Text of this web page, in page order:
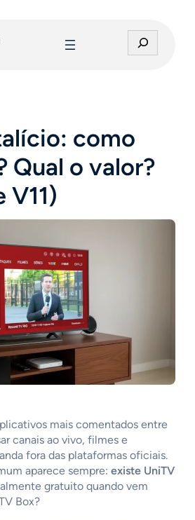
e
a
r
como
Qual o valor?
V11)
mais comentados entre
canais ao vivo, filmes e
fora das plataformas oficiais.
aparece sempre: existe UniTV
gratuito quando vem
Box?